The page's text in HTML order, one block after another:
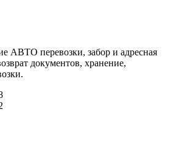
АВТО перевозки, забор и адресная
документов, хранение,